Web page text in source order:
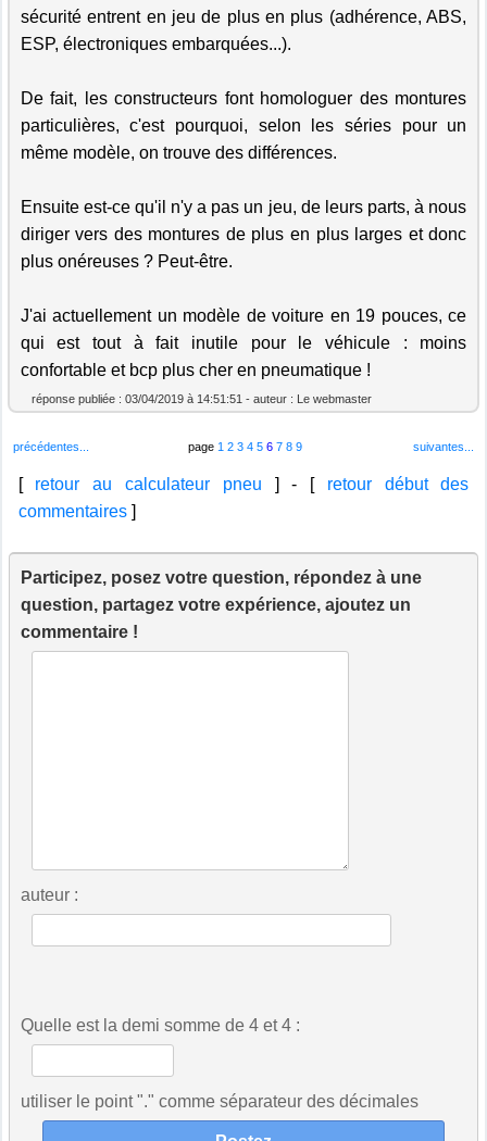
sécurité entrent en jeu de plus en plus (adhérence, ABS,
ESP, électroniques embarquées...).
De fait, les constructeurs font homologuer des montures
particulières, c'est pourquoi, selon les séries pour un
même modèle, on trouve des différences.
Ensuite est-ce qu'il n'y a pas un jeu, de leurs parts, à nous
diriger vers des montures de plus en plus larges et donc
plus onéreuses ? Peut-être.
J'ai actuellement un modèle de voiture en 19 pouces, ce
qui est tout à fait inutile pour le véhicule : moins
confortable et bcp plus cher en pneumatique !
réponse publiée : 03/04/2019 à 14:51:51 - auteur : Le webmaster
précédentes... page 1 2 3 4 5 6 7 8 9 suivantes...
[ retour au calculateur pneu ] - [ retour début des
commentaires]
Participez, posez votre question, répondez à une
question, partagez votre expérience, ajoutez un
commentaire !
auteur :
Quelle est la demi somme de 4 et 4 :
utiliser le point "." comme séparateur des décimales